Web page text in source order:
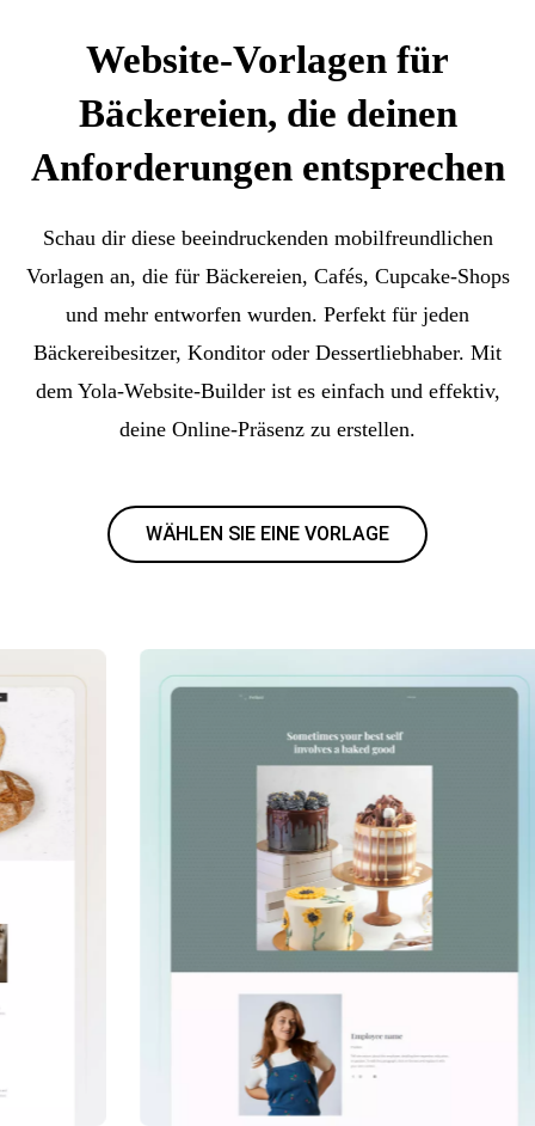
Website-Vorlagen für
Bäckereien, die deinen
Anforderungen entsprechen
Schau dir diese beeindruckenden mobilfreundlichen
Vorlagen an, die für Bäckereien, Cafés, Cupcake-Shops
und mehr entworfen wurden. Perfekt für jeden
Bäckereibesitzer, Konditor oder Dessertliebhaber. Mit
dem Yola-Website-Builder ist es einfach und effektiv,
deine Online-Präsenz zu erstellen.
WÄHLEN SIE EINE VORLAGE